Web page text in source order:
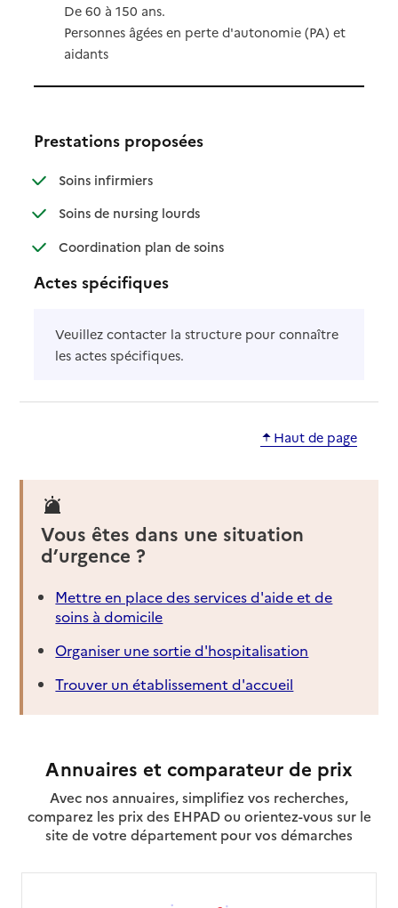
De 60 à 150 ans.
Personnes âgées en perte d'autonomie (PA) et
aidants
Prestations proposées
Soins infirmiers: disponible
: non disponible
Soins de nursing lourds: disponible
: non disponible
Coordination plan de soins: disponible
: non disponible
Actes spécifiques
Veuillez contacter la structure pour connaître
les actes spécifiques.
Haut de page
Vous êtes dans une situation
d’urgence ?
Mettre en place des services d'aide et de
soins à domicile
Organiser une sortie d'hospitalisation
Trouver un établissement d'accueil
Annuaires et comparateur de prix
Avec nos annuaires, simplifiez vos recherches,
comparez les prix des EHPAD ou orientez-vous sur le
site de votre département pour vos démarches